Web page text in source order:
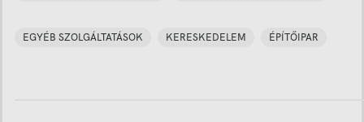
EGYÉB SZOLGÁLTATÁSOK KERESKEDELEM ÉPÍTŐIPAR